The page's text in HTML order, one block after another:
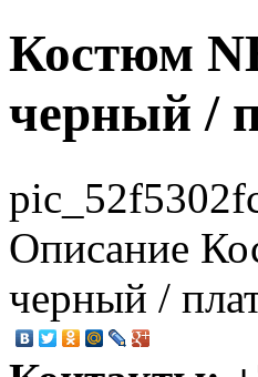
Костюм
черный /
Описание
черный /